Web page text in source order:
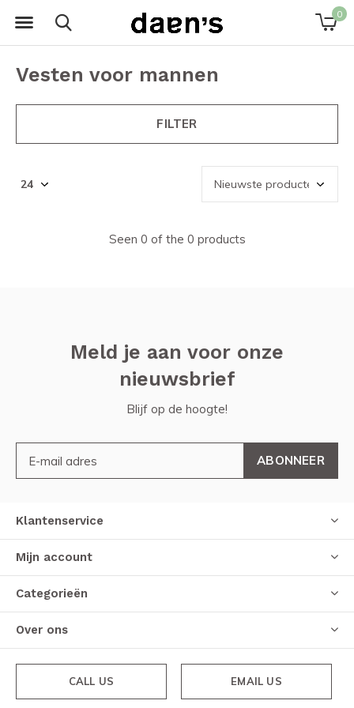
0
Vesten voor mannen
FILTER
Seen 0 of the 0 products
Meld je aan voor onze
nieuwsbrief
Blijf op de hoogte!
ABONNEER
Klantenservice
Mijn account
Categorieën
Over ons
CALL US EMAIL US